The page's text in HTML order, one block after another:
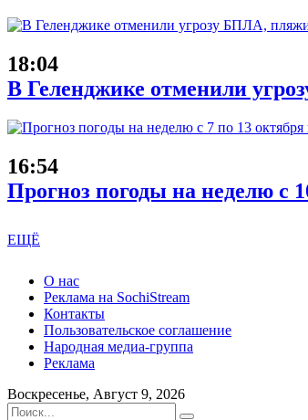
18:04
В Геленджике отменили
16:54
Прогноз погоды на неделю с
ЕЩЁ
О нас
Реклама на SochiStream
Контакты
Пользовательское соглашение
Народная медиа-группа
Реклама
Воскресенье, Август 9, 2026